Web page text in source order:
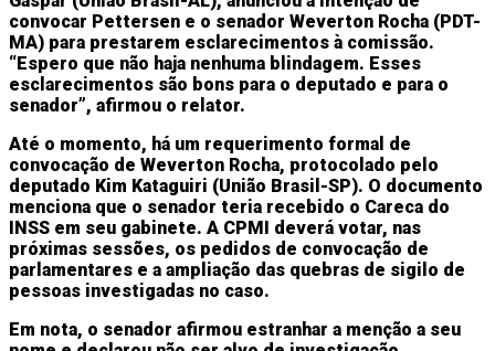
convocar Pettersen e o senador Weverton Rocha (PDT-
MA) para prestarem esclarecimentos à comissão.
“Espero que não haja nenhuma blindagem. Esses
esclarecimentos são bons para o deputado e para o
senador”, afirmou o relator.
Até o momento, há um requerimento formal de
convocação de Weverton Rocha, protocolado pelo
deputado Kim Kataguiri (União Brasil-SP). O documento
menciona que o senador teria recebido o Careca do
INSS em seu gabinete. A CPMI deverá votar, nas
próximas sessões, os pedidos de convocação de
parlamentares e a ampliação das quebras de sigilo de
pessoas investigadas no caso.
Em nota, o senador afirmou estranhar a menção a seu